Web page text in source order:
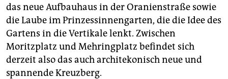
das neue Aufbauhaus in der Oranienstraße sowie
die Laube im Prinzessinnengarten, die die Idee des
Gartens in die Vertikale lenkt. Zwischen
Moritzplatz und Mehringplatz befindet sich
derzeit also das auch architekonisch neue und
spannende Kreuzberg.